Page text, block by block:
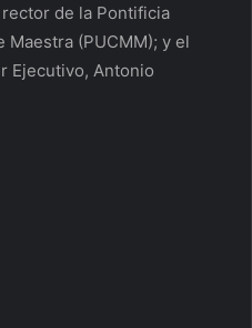
rector de la Pontificia
Maestra (PUCMM); y el
Ejecutivo, Antonio